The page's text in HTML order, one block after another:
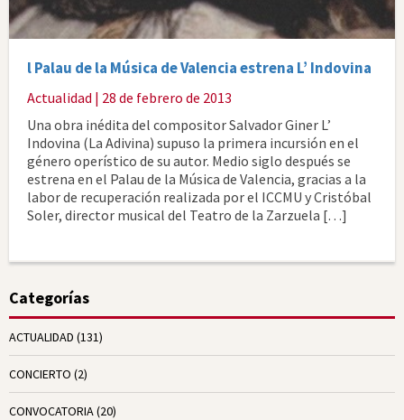
l Palau de la Música de Valencia estrena L’ Indovina
Actualidad | 28 de febrero de 2013
Una obra inédita del compositor Salvador Giner L’
Indovina (La Adivina) supuso la primera incursión en el
género operístico de su autor. Medio siglo después se
estrena en el Palau de la Música de Valencia, gracias a la
labor de recuperación realizada por el ICCMU y Cristóbal
Soler, director musical del Teatro de la Zarzuela […]
Categorías
ACTUALIDAD (131)
CONCIERTO (2)
CONVOCATORIA(20)